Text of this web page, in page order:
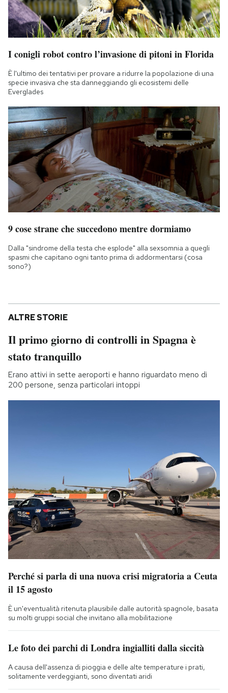
I conigli robot contro l’invasione di pitoni in Florida
È l'ultimo dei tentativi per provare a ridurre la popolazione di una
specie invasiva che sta danneggiando gli ecosistemi delle
Everglades
9 cose strane che succedono mentre dormiamo
Dalla "sindrome della testa che esplode" alla sexsomnia a quegli
spasmi che capitano ogni tanto prima di addormentarsi (cosa
sono?)
ALTRE STORIE
Il primo giorno di controlli in Spagna è
stato tranquillo
Erano attivi in sette aeroporti e hanno riguardato meno di
200 persone, senza particolari intoppi
Perché si parla di una nuova crisi migratoria a Ceuta
il 15 agosto
È un'eventualità ritenuta plausibile dalle autorità spagnole, basata
su molti gruppi social che invitano alla mobilitazione
Le foto dei parchi di Londra ingialliti dalla siccità
A causa dell'assenza di pioggia e delle alte temperature i prati,
solitamente verdeggianti, sono diventati aridi